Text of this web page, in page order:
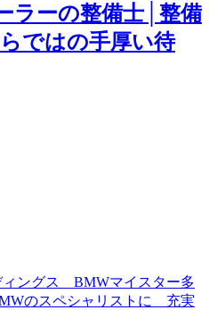
ラーの整備士│整備
ではの手厚い待